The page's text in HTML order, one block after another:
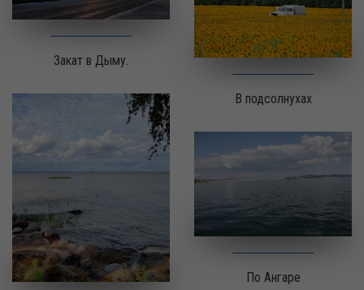
В подсолнухах
Закат в Дыму.
По Ангаре